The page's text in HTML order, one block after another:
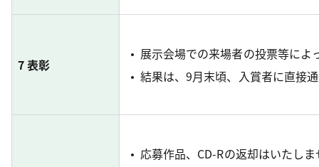
7 表彰
展示会場での来場者の投票等によ
結果は、9月末頃、入賞者に直接
応募作品、CD-Rの返却はいたし